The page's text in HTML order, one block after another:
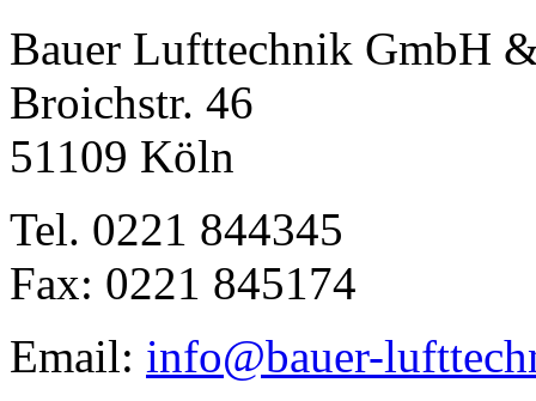
Bauer Lufttechnik GmbH
Broichstr. 46
51109 Köln
Tel. 0221 844345
Fax: 0221 845174
Email: info@bauer-